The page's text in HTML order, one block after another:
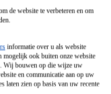
de website te verbeteren en om
informatie over u als website
mogelijk ook buiten onze website
Wij bouwen op die wijze uw
en communicatie aan op uw
laten zien op basis van uw recente